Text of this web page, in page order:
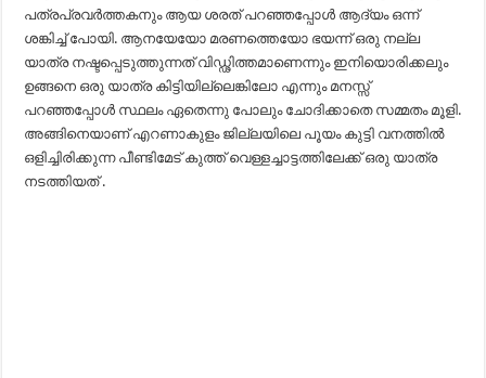
പത്രപ്രവർത്തകനും ആയ ശരത് പറഞ്ഞപ്പോൾ ആദ്യം ഒന്ന്
ശങ്കിച്ച് പോയി. ആനയേയോ മരണത്തെയോ ഭയന്ന് ഒരു നല്ല
യാത്ര നഷ്ടപ്പെടുത്തുന്നത് വിഡ്ഢിത്തമാണെന്നും ഇനിയൊരിക്കലും
ഉങ്ങനെ ഒരു യാത്ര കിട്ടിയില്ലെങ്കിലോ എന്നും മനസ്സ്
പറഞ്ഞപ്പോൾ സ്ഥലം ഏതെന്നു പോലും ചോദിക്കാതെ സമ്മതം മൂളി.
അങ്ങിനെയാണ് എറണാകുളം ജില്ലയിലെ പൂയം കുട്ടി വനത്തിൽ
ഒളിച്ചിരിക്കുന്ന പീണ്ടിമേട്‌ കുത്ത് വെള്ളച്ചാട്ടത്തിലേക്ക് ഒരു യാത്ര
നടത്തിയത് .